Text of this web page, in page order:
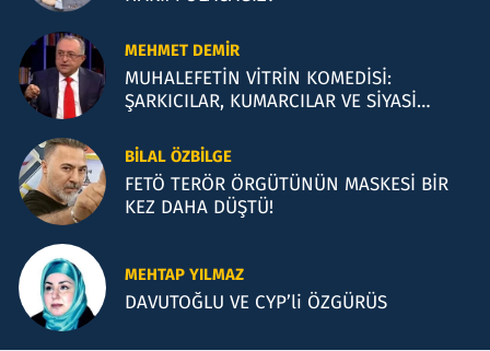
MEHMET DEMIR
MUHALEFETİN VİTRİN KOMEDİSİ:
ŞARKICILAR, KUMARCILAR VE SİYASİ
BILAL ÖZBILGE
FETÖ TERÖR ÖRGÜTÜNÜN MASKESİ BİR
KEZ DAHA DÜŞTÜ!
MEHTAP YILMAZ
DAVUTOĞLU VE CYP’li ÖZGÜRÜS